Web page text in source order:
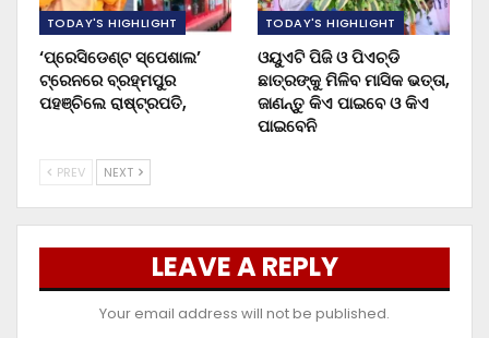
TODAY'S HIGHLIGHT
‘ପ୍ରେସିଡେଣ୍ଟ ସ୍ପେଶାଲ’
ଟ୍ରେନରେ ବ୍ରହ୍ମପୁର
ପହଞ୍ଚିଲେ ରାଷ୍ଟ୍ରପତି,
TODAY'S HIGHLIGHT
ଓୟୁଏଟି ପିଜି ଓ ପିଏଚ୍‌ଡି
ଛାତ୍ରଙ୍କୁ ମିଳିବ ମାସିକ ଭତ୍ତା,
ଜାଣନ୍ତୁ କିଏ ପାଇବେ ଓ କିଏ
ପାଇବେନି
PREV NEXT
LEAVE A REPLY
Your email address will not be published.